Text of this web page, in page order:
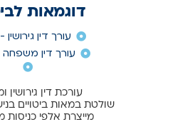
דוגמאות
עורך דין גירושין
עורך דין משפחה
עורכת דין
שולטת במאות ביטויים
מייצרת אלפי כניסות